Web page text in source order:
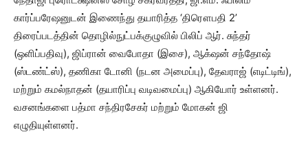
கார்ப்பரேஷனுடன் இணைந்து தயாரித்த ‘திரௌபதி 2’
திரைப்படத்தின் தொழில்நுட்பக்குழுவில் பிலிப் ஆர். சுந்தர்
(ஒளிப்பதிவு), ஜிப்ரான் வைபோதா (இசை), ஆக்‌ஷன் சந்தோஷ்
(ஸ்டண்ட்ஸ்), தணிகா டோனி (நடன அமைப்பு), தேவராஜ் (எடிட்டிங்),
மற்றும் கமல்நாதன் (தயாரிப்பு வடிவமைப்பு) ஆகியோர் உள்ளனர்.
வசனங்களை பத்மா சந்திரசேகர் மற்றும் மோகன் ஜி
எழுதியுள்ளனர்.